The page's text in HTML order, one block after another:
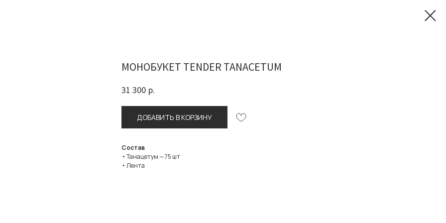
МОНОБУКЕТ TENDER TANACETUM
31 300 р.
ДОБАВИТЬ В КОРЗИНУ
Состав
• Танацетум — 75 шт
• Лента